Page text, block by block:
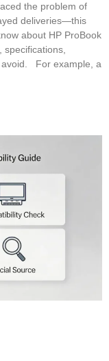
the problem of
deliveries—this
about HP ProBook
specifications,
avoid. For example, a